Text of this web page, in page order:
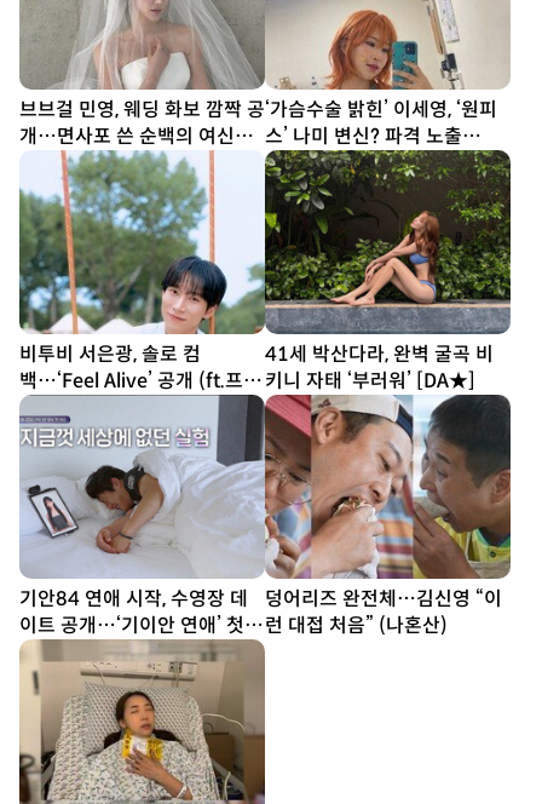
브브걸 민영, 웨딩 화보 깜짝 공
개…면사포 쓴 순백의 여신
[DA★]
‘가슴수술 밝힌’ 이세영, ‘원피
스’ 나미 변신? 파격 노출
[DA★]
비투비 서은광, 솔로 컴
백…‘Feel Alive’ 공개 (ft.프니
엘)
41세 박산다라, 완벽 굴곡 비
키니 자태 ‘부러워’ [DA★]
기안84 연애 시작, 수영장 데
이트 공개…‘기이안 연애’ 첫
티저
덩어리즈 완전체…김신영 “이
런 대접 처음” (나혼산)